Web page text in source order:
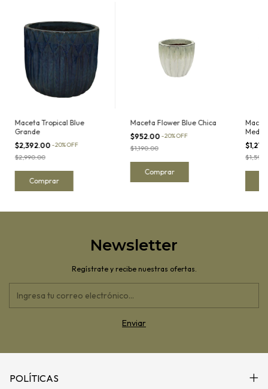
Maceta Tropical Blue
Grande
$2,392.00 -20%OFF
$2,990.00
Maceta Flower Blue Chica
$952.00 -20%OFF
$1,190.00
Newsletter
Regístrate y recibe nuestras ofertas.
POLÍTICAS